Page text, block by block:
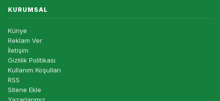
KURUMSAL
Künye
Reklam Ver
İletişim
Gizlilik Politikası
Kullanım Koşulları
RSS
Sitene Ekle